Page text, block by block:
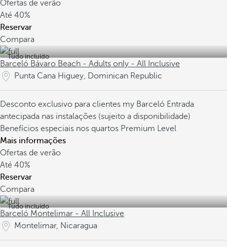
Ofertas de verão
Até 40%
Reservar
Compara
Tudo incluído
Barceló Bávaro Beach - Adults only - All Inclusive
Punta Cana Higuey, Dominican Republic
Desconto exclusivo para clientes my Barceló Entrada
antecipada nas instalações (sujeito a disponibilidade)
Benefícios especiais nos quartos Premium Level
Mais informações
Ofertas de verão
Até 40%
Reservar
Compara
Tudo incluído
Barceló Montelimar - All Inclusive
Montelimar, Nicaragua